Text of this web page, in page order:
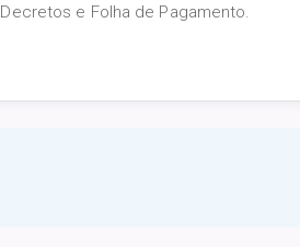
e Folha de Pagamento.